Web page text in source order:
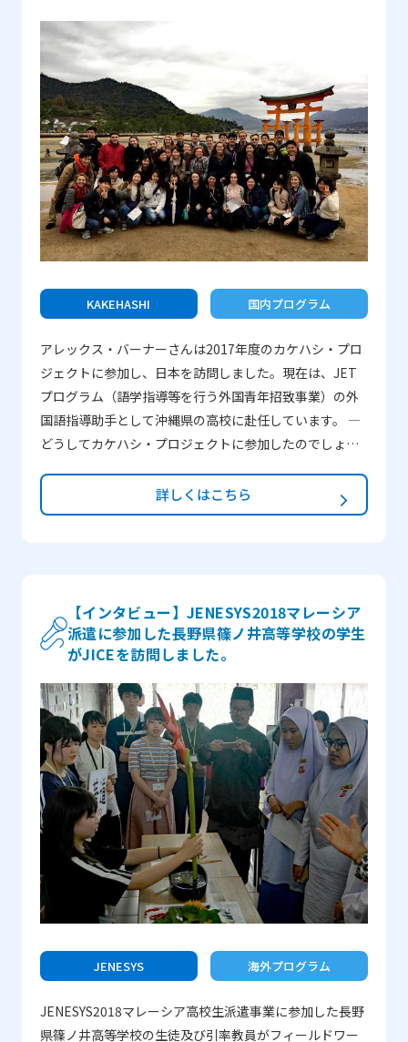
に変わりました。そこで日本の伝統的な茶道を教えてく
れた若い生徒に会いました。交流の最後に、彼女に将来
何になりたいのかを尋ねたところ、お菓子職人になりた
いと彼女は言ったのです。彼女の答えにとても感動しま
した。同時に、東京のような大都市であれば、何にでも
なれる可能性があるのに、なぜ彼女はお菓子職人になる
ことを夢見ているのだろうかと思いました。彼女の仕事
に対する真の情熱と誇りを感じ、私も前向きな姿勢で自
分達の世界に目を向けようと思いました。何があって
も、もっと自信をもって自分の夢を追いかけようと思
い、インドへと戻りました。 ―JICEスタッフやコーディ
ば教えてください。 JICEスタッフとコーディネーター
くれました。私のグループを担当してくれたコーディネ
ーターの市橋仁美さんはプログラムの間、わたしたちが
大丈夫かどうかをいつも確認してくれていました。彼女
は、成田空港のセキュリティチェックを通過するまで見
送ってくれました。今でも連絡を取り合っていて、東京
大家族の一員のような気分になり、これもJICEのサポー
トのおかげだと思います。
KAKEHASHI 国内プログラム
アレックス・バーナーさんは2017年度のカケハシ・プロ
ジェクトに参加し、日本を訪問しました。現在は、JET
プログラム（語学指導等を行う外国青年招致事業）の外
国語指導助手として沖縄県の高校に赴任しています。 ―
どうしてカケハシ・プロジェクトに参加したのでしょう
たのは、JETプログラムに申し込み、最終的にALT（外国
語指導助手）となる前に日本とその文化を経験してみた
ことは、プログラムの編成の良さ、そして出会い、交流
した人々のおもてなしです。訪問した大学で日本の学生
達よりとても温かな歓迎を受け、とても楽しかったで
す。彼らが米国の自分の大学に来た時に開いた歓迎会を
同じように楽しんでくれていたらいいなと思いました。
詳しくはこちら
【インタビュー】JENESYS2018マレーシア
派遣に参加した長野県篠ノ井高等学校の学生
がJICEを訪問しました。
JENESYS 海外プログラム
JENESYS2018マレーシア高校生派遣事業に参加した長野
県篠ノ井高等学校の生徒及び引率教員がフィールドワー